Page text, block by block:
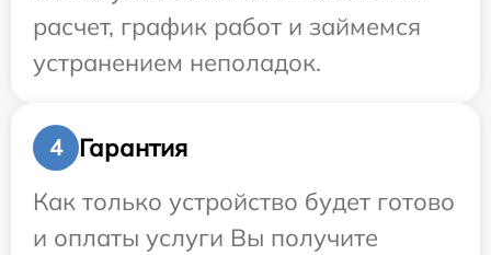
расчет, график работ и займемся
устранением неполадок.
4
Гарантия
Как только устройство будет готово
и оплаты услуги Вы получите